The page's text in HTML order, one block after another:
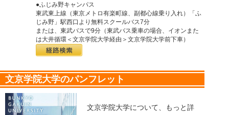
●ふじみ野キャンパス
東武東上線（東京メトロ有楽町線、副都心線乗り入れ）「ふ
じみ野」駅西口より無料スクールバス7分
または、東武バスで9分（東武バス乗車の場合、イオンまた
は大井循環＜文京学院大学経由＞文京学院大学前下車）
文京学院大学のパンフレット
文京学院大学について、もっと詳